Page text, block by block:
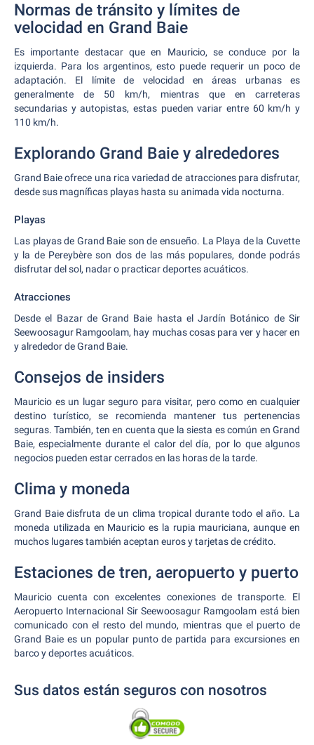
Normas de tránsito y límites de
velocidad en Grand Baie
Es importante destacar que en Mauricio, se conduce por la
izquierda. Para los argentinos, esto puede requerir un poco de
adaptación. El límite de velocidad en áreas urbanas es
generalmente de 50 km/h, mientras que en carreteras
secundarias y autopistas, estas pueden variar entre 60 km/h y
110 km/h.
Explorando Grand Baie y alrededores
Grand Baie ofrece una rica variedad de atracciones para disfrutar,
desde sus magníficas playas hasta su animada vida nocturna.
Playas
Las playas de Grand Baie son de ensueño. La Playa de la Cuvette
y la de Pereybère son dos de las más populares, donde podrás
disfrutar del sol, nadar o practicar deportes acuáticos.
Atracciones
Desde el Bazar de Grand Baie hasta el Jardín Botánico de Sir
Seewoosagur Ramgoolam, hay muchas cosas para ver y hacer en
y alrededor de Grand Baie.
Consejos de insiders
Mauricio es un lugar seguro para visitar, pero como en cualquier
destino turístico, se recomienda mantener tus pertenencias
seguras. También, ten en cuenta que la siesta es común en Grand
Baie, especialmente durante el calor del día, por lo que algunos
negocios pueden estar cerrados en las horas de la tarde.
Clima y moneda
Grand Baie disfruta de un clima tropical durante todo el año. La
moneda utilizada en Mauricio es la rupia mauriciana, aunque en
muchos lugares también aceptan euros y tarjetas de crédito.
Estaciones de tren, aeropuerto y puerto
Mauricio cuenta con excelentes conexiones de transporte. El
Aeropuerto Internacional Sir Seewoosagur Ramgoolam está bien
comunicado con el resto del mundo, mientras que el puerto de
Grand Baie es un popular punto de partida para excursiones en
barco y deportes acuáticos.
Sus datos están seguros con nosotros